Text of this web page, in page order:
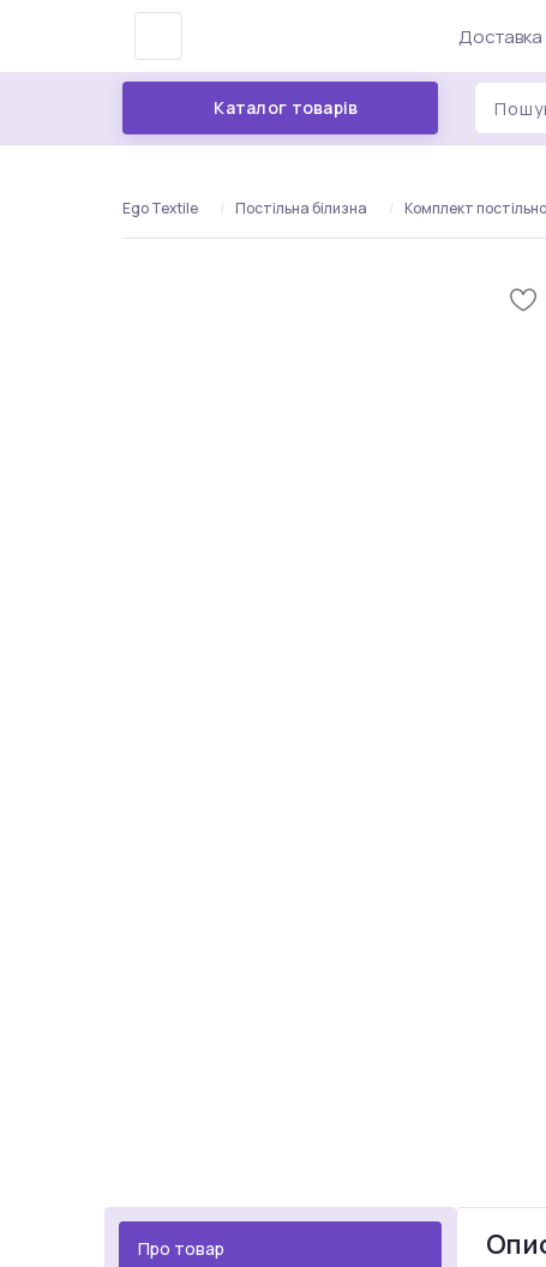
Доставка
Каталог товарів
Ego Textile Постільна білизна Комплект
Про товар